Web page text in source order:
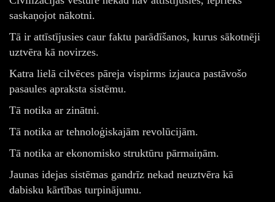
saskaņojot nākotni.
Tā ir attīstījusies caur faktu parādīšanos, kurus sākotnēji
uztvēra kā novirzes.
Katra lielā cilvēces pāreja vispirms izjauca pastāvošo
pasaules apraksta sistēmu.
Tā notika ar zinātni.
Tā notika ar tehnoloģiskajām revolūcijām.
Tā notika ar ekonomisko struktūru pārmaiņām.
Jaunas idejas sistēmas gandrīz nekad neuztvēra kā
dabisku kārtības turpinājumu.